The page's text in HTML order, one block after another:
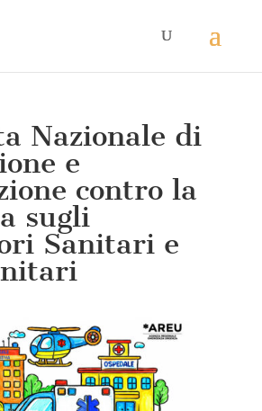
Nazionale di
e
contro la
sugli
Sanitari e